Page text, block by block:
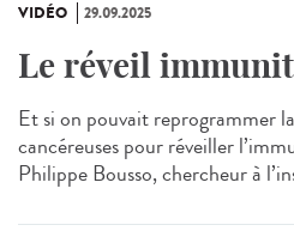
VIDÉO 29.09.2025
Le réveil
Et si on pouvait reprogrammer
cancéreuses pour réveiller
Philippe Bousso, chercheur à